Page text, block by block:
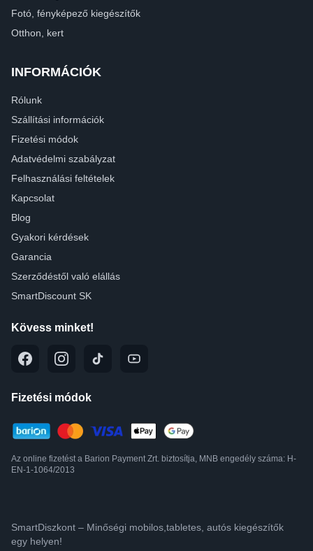
Fotó, fényképező kiegészítők
Otthon, kert
INFORMÁCIÓK
Rólunk
Szállítási információk
Fizetési módok
Adatvédelmi szabályzat
Felhasználási feltételek
Kapcsolat
Blog
Gyakori kérdések
Garancia
Szerződéstől való elállás
SmartDiscount SK
Kövess minket!
Fizetési módok
Az online fizetést a Barion Payment Zrt. biztosítja, MNB engedély száma: H-
EN-1-1064/2013
SmartDiszkont – Minőségi mobilos,tabletes, autós kiegészítők
egy helyen!